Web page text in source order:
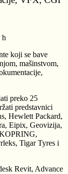
h
koji se bave
mašinstvom,
preko 25
predstavnici
Hewlett Packard,
Eipix, Geovizija,
Tigar Tyres i
Revit, Advance